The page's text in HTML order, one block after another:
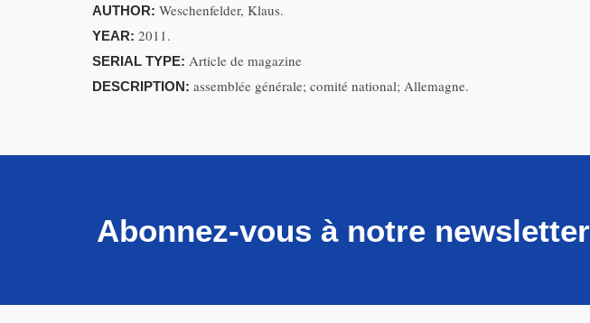
AUTHOR: Weschenfelder, Klaus.
YEAR: 2011.
SERIAL TYPE: Article de magazine
DESCRIPTION: assemblée générale; comité national; Allemagne.
Abonnez-vous à notre newsletter